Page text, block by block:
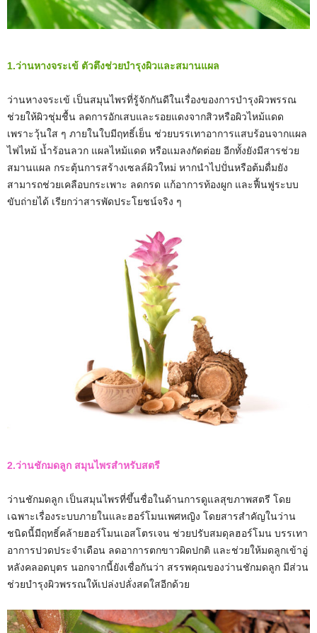
1.ว่านหางจระเข้ ตัวตึงช่วยบำรุงผิวและสมานแผล
ว่านหางจระเข้ เป็นสมุนไพรที่รู้จักกันดีในเรื่องของการบำรุงผิวพรรณ
ช่วยให้ผิวชุ่มชื้น ลดการอักเสบและรอยแดงจากสิวหรือผิวไหม้แดด
เพราะวุ้นใส ๆ ภายในใบมีฤทธิ์เย็น ช่วยบรรเทาอาการแสบร้อนจากแผล
ไฟไหม้ น้ำร้อนลวก แผลไหม้แดด หรือแมลงกัดต่อย อีกทั้งยังมีสารช่วย
สมานแผล กระตุ้นการสร้างเซลล์ผิวใหม่ หากนำไปปั่นหรือต้มดื่มยัง
สามารถช่วยเคลือบกระเพาะ ลดกรด แก้อาการท้องผูก และฟื้นฟูระบบ
ขับถ่ายได้ เรียกว่าสารพัดประโยชน์จริง ๆ
2.ว่านชักมดลูก สมุนไพรสำหรับสตรี
ว่านชักมดลูก เป็นสมุนไพรที่ขึ้นชื่อในด้านการดูแลสุขภาพสตรี โดย
เฉพาะเรื่องระบบภายในและฮอร์โมนเพศหญิง โดยสารสำคัญในว่าน
ชนิดนี้มีฤทธิ์คล้ายฮอร์โมนเอสโตรเจน ช่วยปรับสมดุลฮอร์โมน บรรเทา
อาการปวดประจำเดือน ลดอาการตกขาวผิดปกติ และช่วยให้มดลูกเข้าอู่
หลังคลอดบุตร นอกจากนี้ยังเชื่อกันว่า สรรพคุณของว่านชักมดลูก มีส่วน
ช่วยบำรุงผิวพรรณให้เปล่งปลั่งสดใสอีกด้วย